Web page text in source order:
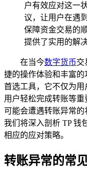
户有效应对这一
议，让用户在遇
保障资金交易的
提供了实用的解
在当今数字货币交
捷的操作体验和丰富
首选工具，它不仅为
用户轻松完成转账等
可能会遭遇转账异常的
我们将深入剖析 TP 钱
相应的应对策略。
转账异常的常